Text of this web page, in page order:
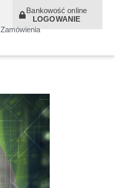
Bankowość online
LOGOWANIE
Zamówienia